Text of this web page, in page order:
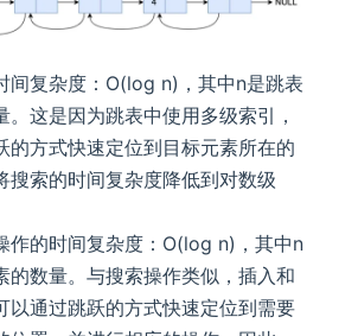
间复杂度：O(log n)，其中n是跳表
。这是因为跳表中使用多级索引，
的方式快速定位到目标元素所在的
搜索的时间复杂度降低到对数级
作的时间复杂度：O(log n)，其中n
的数量。与搜索操作类似，插入和
以通过跳跃的方式快速定位到需要